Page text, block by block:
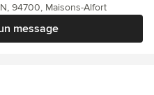
message
94700, Maisons-Alfort